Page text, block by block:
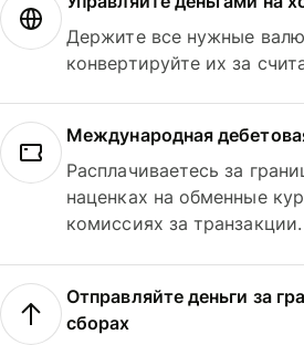
Держите все нужные
конвертируйте их за
Международная
Расплачиваетесь за
наценках на обменные
комиссиях за транзакции.
Отправляйте деньги за
сборах